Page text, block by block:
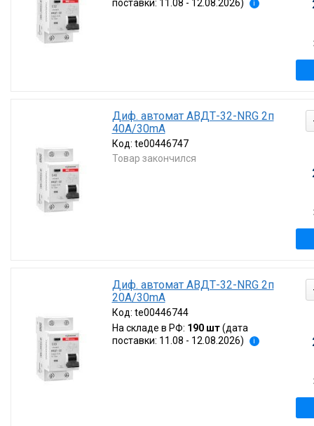
поставки: 11.08 - 12.08.2026)
i
Диф. автомат АВДТ-32-NRG 2п
40А/30mA
Код: te00446747
Товар закончился
Диф. автомат АВДТ-32-NRG 2п
20А/30mA
Код: te00446744
На складе в РФ: 190 шт (дата
поставки: 11.08 - 12.08.2026)
i